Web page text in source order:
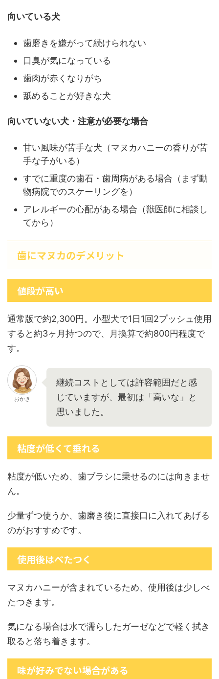
向いている犬
歯磨きを嫌がって続けられない
口臭が気になっている
歯肉が赤くなりがち
舐めることが好きな犬
向いていない犬・注意が必要な場合
甘い風味が苦手な犬（マヌカハニーの香りが苦
手な子がいる）
すでに重度の歯石・歯周病がある場合（まず動
物病院でのスケーリングを）
アレルギーの心配がある場合（獣医師に相談し
てから）
歯にマヌカのデメリット
値段が高い
通常版で約2,300円。小型犬で1日1回2プッシュ使用
すると約3ヶ月持つので、月換算で約800円程度で
す。
おかき
継続コストとしては許容範囲だと感
じていますが、最初は「高いな」と
思いました。
粘度が低くて垂れる
粘度が低いため、歯ブラシに乗せるのには向きませ
ん。
少量ずつ使うか、歯磨き後に直接口に入れてあげる
のがおすすめです。
使用後はべたつく
マヌカハニーが含まれているため、使用後は少しべ
たつきます。
気になる場合は水で濡らしたガーゼなどで軽く拭き
取ると落ち着きます。
味が好みでない場合がある